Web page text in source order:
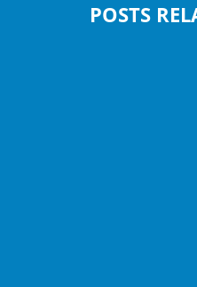
POSTS